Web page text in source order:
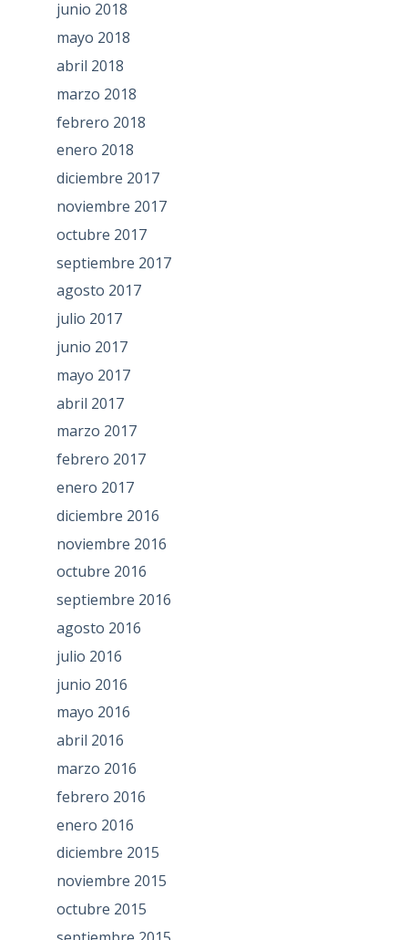
junio 2018
mayo 2018
abril 2018
marzo 2018
febrero 2018
enero 2018
diciembre 2017
noviembre 2017
octubre 2017
septiembre 2017
agosto 2017
julio 2017
junio 2017
mayo 2017
abril 2017
marzo 2017
febrero 2017
enero 2017
diciembre 2016
noviembre 2016
octubre 2016
septiembre 2016
agosto 2016
julio 2016
junio 2016
mayo 2016
abril 2016
marzo 2016
febrero 2016
enero 2016
diciembre 2015
noviembre 2015
octubre 2015